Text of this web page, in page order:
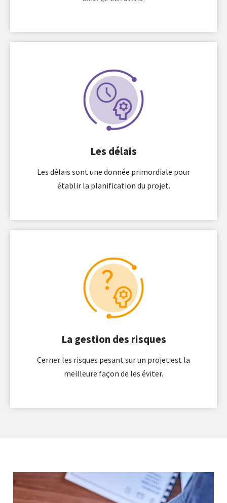
Les délais
Les délais sont une donnée primordiale pour
établir la planification du projet.
La gestion des risques
Cerner les risques pesant sur un projet est la
meilleure façon de les éviter.